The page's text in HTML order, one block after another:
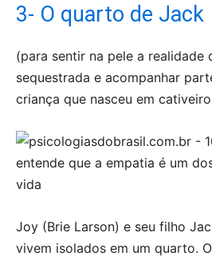
3- O quarto de Jack
(para sentir na pele a realidade
sequestrada e acompanhar
criança que nasceu em
Joy (Brie Larson) e seu filho
vivem isolados em um quarto.